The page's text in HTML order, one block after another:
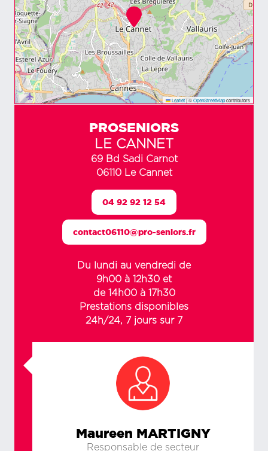
Leaflet|©OpenStreetMapcontributors
PROSENIORS
LE CANNET
69 Bd Sadi Carnot
06110 Le Cannet
04 92 92 12 54
contact06110@pro-seniors.fr
Du lundi au vendredi de
9h00 à 12h30 et
de 14h00 à 17h30
Prestations disponibles
24h/24, 7 jours sur 7
Maureen MARTIGNY
Responsable de secteur